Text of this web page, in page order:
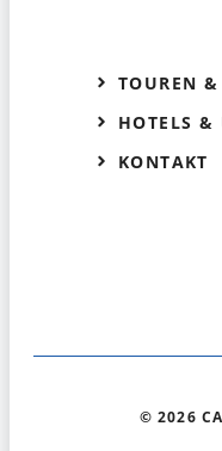
TOUREN &
HOTELS &
KONTAKT
© 2026